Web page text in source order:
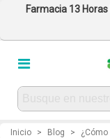
Farmacia 13
Inicio > Blog >